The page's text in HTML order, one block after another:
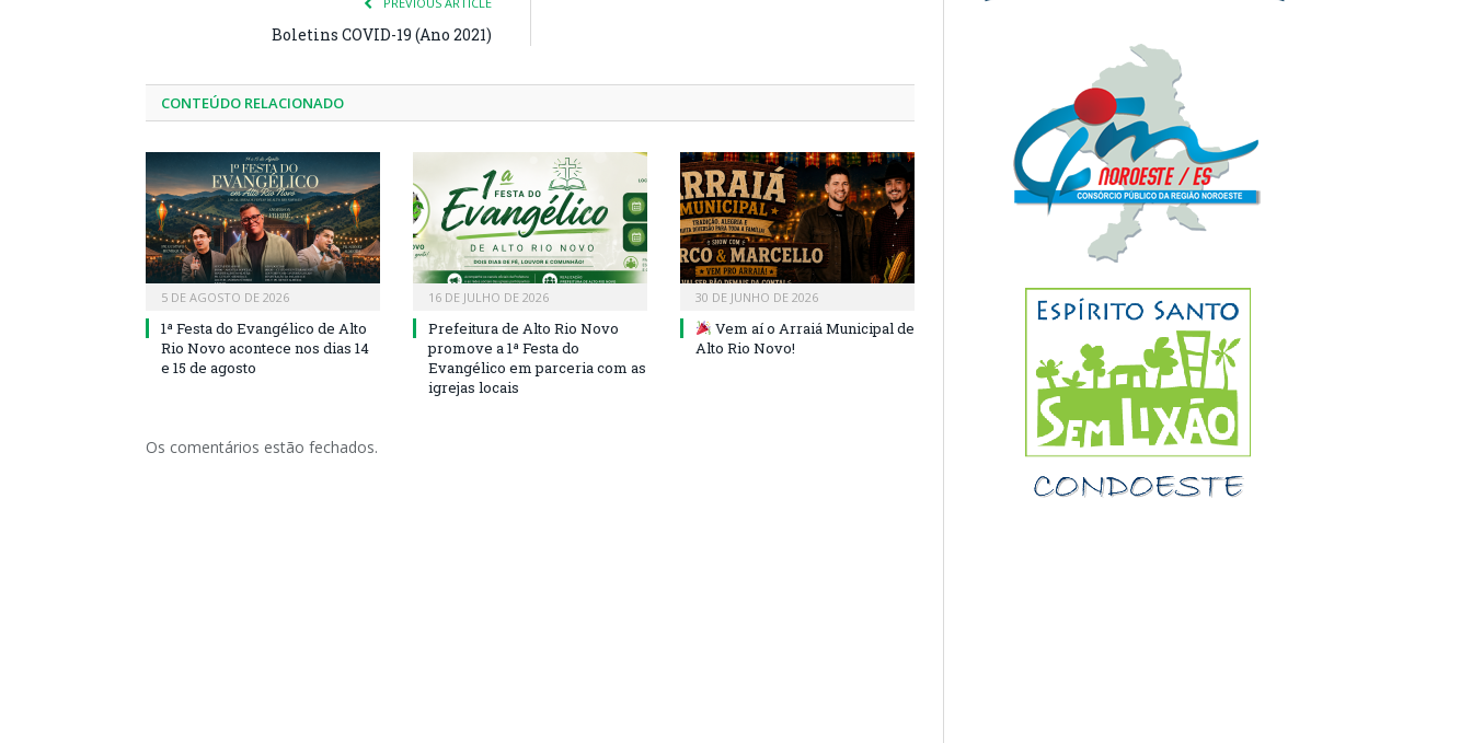
Boletins COVID-19 (Ano 2021)
CONTEÚDO RELACIONADO
5 DE AGOSTO DE 2026
1ª Festa do Evangélico de Alto
Rio Novo acontece nos dias 14
e 15 de agosto
16 DE JULHO DE 2026
Prefeitura de Alto Rio Novo
promove a 1ª Festa do
Evangélico em parceria com as
igrejas locais
30 DE JUNHO DE 2026
Vem aí o Arraiá Municipal de
Alto Rio Novo!
Os comentários estão fechados.